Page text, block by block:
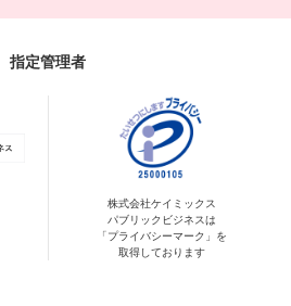
指定管理者
株式会社ケイミックス
パブリックビジネスは
「プライバシーマーク」を
取得しております